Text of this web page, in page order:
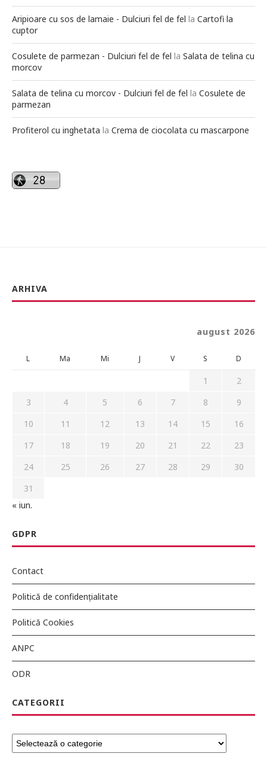
Aripioare cu sos de lamaie - Dulciuri fel de fel la Cartofi la
cuptor
Cosulete de parmezan - Dulciuri fel de fel la Salata de telina cu
morcov
Salata de telina cu morcov - Dulciuri fel de fel la Cosulete de
parmezan
Profiterol cu inghetata la Crema de ciocolata cu mascarpone
ARHIVA
august 2026
L Ma Mi J V S D
1
2
3
4 5 6 7 8
9
10
11 12 13 14 15
16
17
18 19 20 21 22
23
24
25 26 27 28 29
30
31
« iun.
GDPR
Contact
Politică de confidențialitate
Politică Cookies
ANPC
ODR
CATEGORII